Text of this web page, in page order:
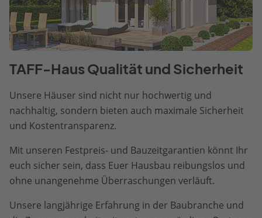
TAFF-Haus Qualität und Sicherheit
Unsere Häuser sind nicht nur hochwertig und
nachhaltig, sondern bieten auch maximale Sicherheit
und Kostentransparenz.
Mit unseren Festpreis- und Bauzeitgarantien könnt Ihr
euch sicher sein, dass Euer Hausbau reibungslos und
ohne unangenehme Überraschungen verläuft.
Unsere langjährige Erfahrung in der Baubranche und